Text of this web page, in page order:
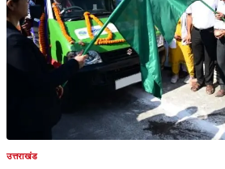
उत्तराखंड